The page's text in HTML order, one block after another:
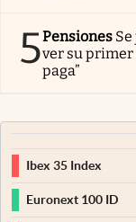
5Pensiones
ver su primer
paga”
Ibex 35 Index
Euronext 100 ID